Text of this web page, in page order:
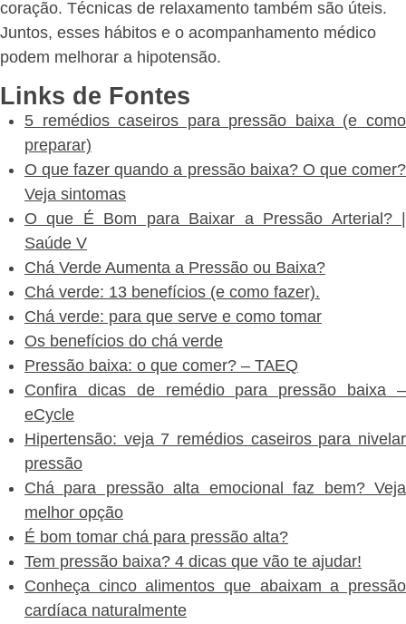
coração. Técnicas de relaxamento também são úteis.
Juntos, esses hábitos e o acompanhamento médico
podem melhorar a hipotensão.
Links de Fontes
5 remédios caseiros para pressão baixa (e como
preparar)
O que fazer quando a pressão baixa? O que comer?
Veja sintomas
O que É Bom para Baixar a Pressão Arterial? |
Saúde V
Chá Verde Aumenta a Pressão ou Baixa?
Chá verde: 13 benefícios (e como fazer).
Chá verde: para que serve e como tomar
Os benefícios do chá verde
Pressão baixa: o que comer? – TAEQ
Confira dicas de remédio para pressão baixa –
eCycle
Hipertensão: veja 7 remédios caseiros para nivelar
pressão
Chá para pressão alta emocional faz bem? Veja
melhor opção
É bom tomar chá para pressão alta?
Tem pressão baixa? 4 dicas que vão te ajudar!
Conheça cinco alimentos que abaixam a pressão
cardíaca naturalmente